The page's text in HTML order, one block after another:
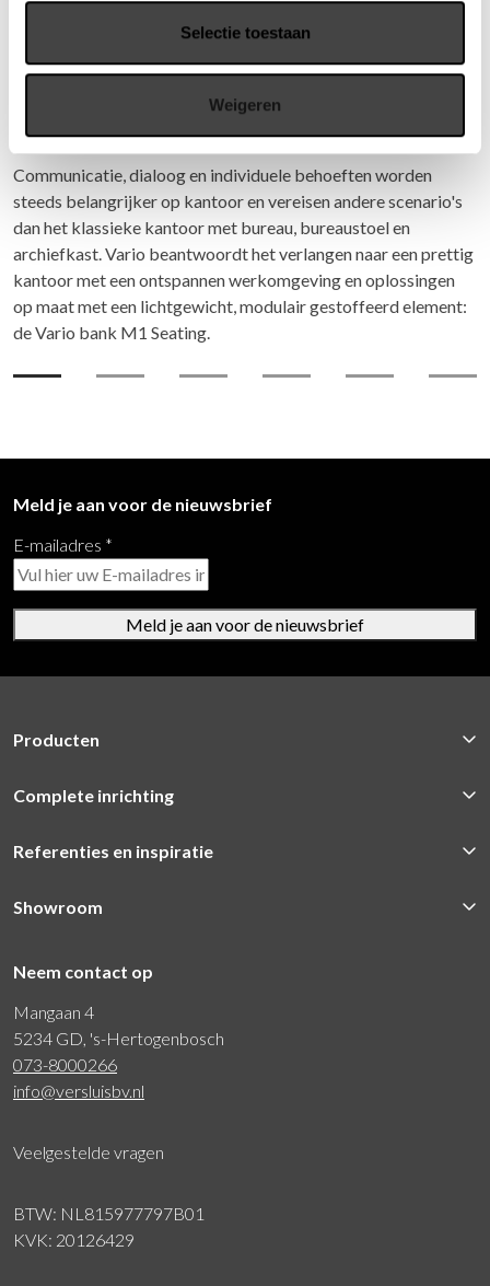
Selectie toestaan
Weigeren
Vario bank M1 Seating
Communicatie, dialoog en individuele behoeften worden
steeds belangrijker op kantoor en vereisen andere scenario's
dan het klassieke kantoor met bureau, bureaustoel en
archiefkast. Vario beantwoordt het verlangen naar een prettig
kantoor met een ontspannen werkomgeving en oplossingen
op maat met een lichtgewicht, modulair gestoffeerd element:
de Vario bank M1 Seating.
Meld je aan voor de nieuwsbrief
E-mailadres *
Meld je aan voor de nieuwsbrief
Producten
Complete inrichting
Referenties en inspiratie
Showroom
Neem contact op
Mangaan 4
5234 GD, 's-Hertogenbosch
073-8000266
info@versluisbv.nl
Veelgestelde vragen
BTW: NL815977797B01
KVK: 20126429